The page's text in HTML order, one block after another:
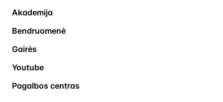
Akademija
Bendruomenė
Gairės
Youtube
Pagalbos centras